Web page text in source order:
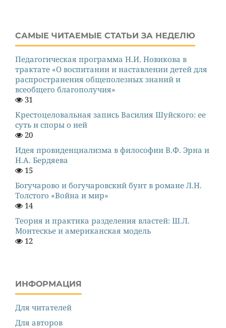
САМЫЕ ЧИТАЕМЫЕ СТАТЬИ ЗА НЕДЕЛЮ
Педагогическая программа Н.И. Новикова в
трактате «О воспитании и наставлении детей для
распространения общеполезных знаний и
всеобщего благополучия»
31
Крестоцеловальная запись Василия Шуйского: ее
суть и споры о ней
20
Идея провиденциализма в философии В.Ф. Эрна и
Н.А. Бердяева
15
Богучарово и богучаровский бунт в романе Л.Н.
Толстого «Война и мир»
14
Теория и практика разделения властей: Ш.Л.
Монтескье и американская модель
12
ИНФОРМАЦИЯ
Для читателей
Для авторов